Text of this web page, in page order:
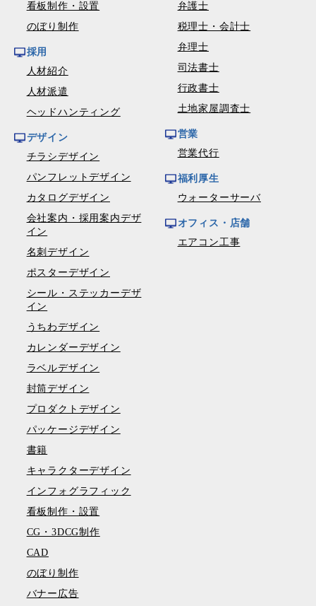
看板制作・設置
のぼり制作
採用
人材紹介
人材派遣
ヘッドハンティング
デザイン
チラシデザイン
パンフレットデザイン
カタログデザイン
会社案内・採用案内デザ
イン
名刺デザイン
ポスターデザイン
シール・ステッカーデザ
イン
うちわデザイン
カレンダーデザイン
ラベルデザイン
封筒デザイン
プロダクトデザイン
パッケージデザイン
書籍
キャラクターデザイン
インフォグラフィック
看板制作・設置
CG・3DCG制作
CAD
のぼり制作
バナー広告
弁護士
税理士・会計士
弁理士
司法書士
行政書士
土地家屋調査士
営業
営業代行
福利厚生
ウォーターサーバ
オフィス・店舗
エアコン工事